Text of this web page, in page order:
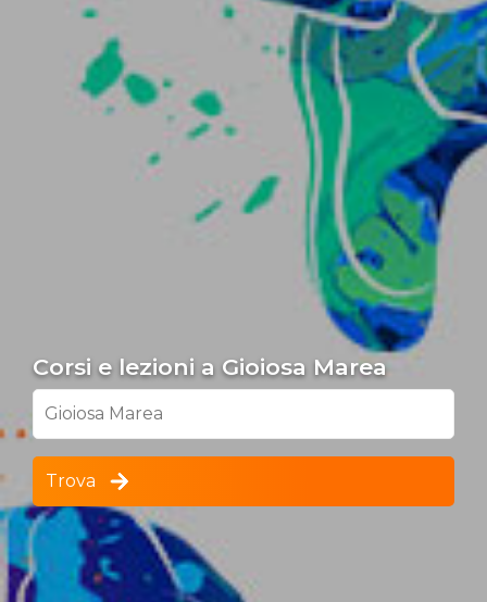
Corsi e lezioni a Gioiosa Marea
Gioiosa Marea
Trova